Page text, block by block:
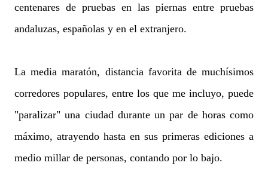
centenares de pruebas en las piernas entre pruebas
andaluzas, españolas y en el extranjero.
La media maratón, distancia favorita de muchísimos
corredores populares, entre los que me incluyo, puede
"paralizar" una ciudad durante un par de horas como
máximo, atrayendo hasta en sus primeras ediciones a
medio millar de personas, contando por lo bajo.